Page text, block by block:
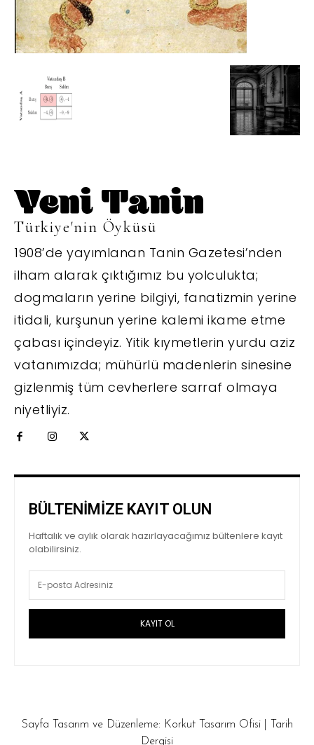
Türkiye'nin Öyküsü
1908’de yayımlanan Tanin Gazetesi’nden
ilham alarak çıktığımız bu yolculukta;
dogmaların yerine bilgiyi, fanatizmin yerine
itidali, kurşunun yerine kalemi ikame etme
çabası içindeyiz. Yitik kıymetlerin yurdu aziz
vatanımızda; mühürlü madenlerin sinesine
gizlenmiş tüm cevherlere sarraf olmaya
niyetliyiz.
BÜLTENİMİZE KAYIT OLUN
Haftalık ve aylık olarak hazırlayacağımız bültenlere kayıt
olabilirsiniz.
KAYIT OL
Sayfa Tasarım ve Düzenleme: Korkut Tasarım Ofisi|
Tarih
Dergisi